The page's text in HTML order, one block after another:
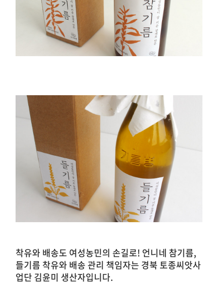
착유와 배송도 여성농민의 손길로! 언니네 참기름,
들기름 착유와 배송 관리 책임자는 경북 토종씨앗사
업단 김윤미 생산자입니다.